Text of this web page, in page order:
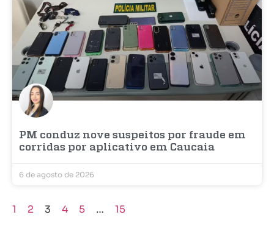
PM conduz nove suspeitos por fraude em
corridas por aplicativo em Caucaia
6 de agosto de 2026
1 2 3 4 5 … 15